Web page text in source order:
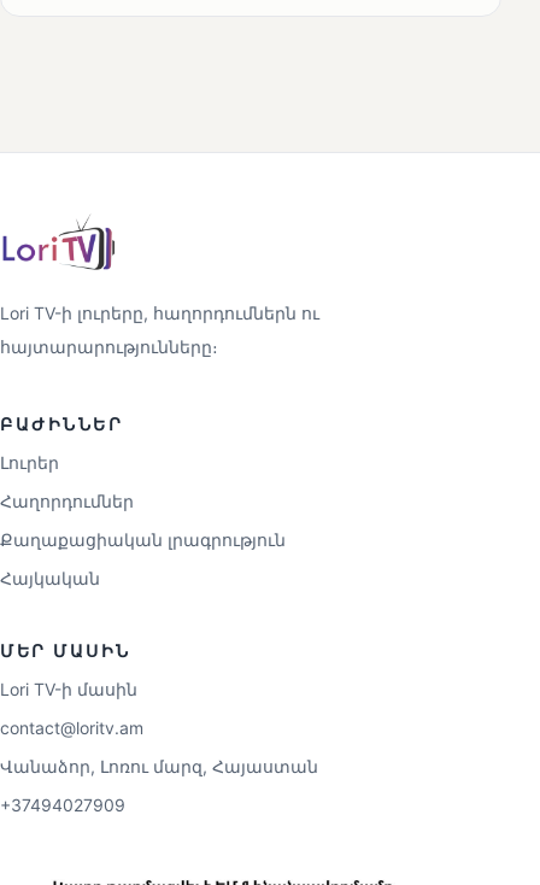
Lori TV-ի լուրերը, հաղորդումներն ու
հայտարարությունները։
ԲԱԺԻՆՆԵՐ
Լուրեր
Հաղորդումներ
Քաղաքացիական լրագրություն
Հայկական
ՄԵՐ ՄԱՍԻՆ
Lori TV-ի մասին
contact@loritv.am
Վանաձոր, Լոռու մարզ, Հայաստան
+37494027909